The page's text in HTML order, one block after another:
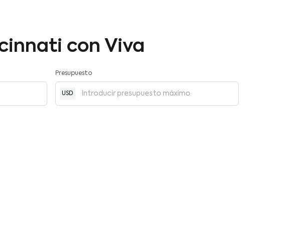
con Viva
Presupuesto
USD